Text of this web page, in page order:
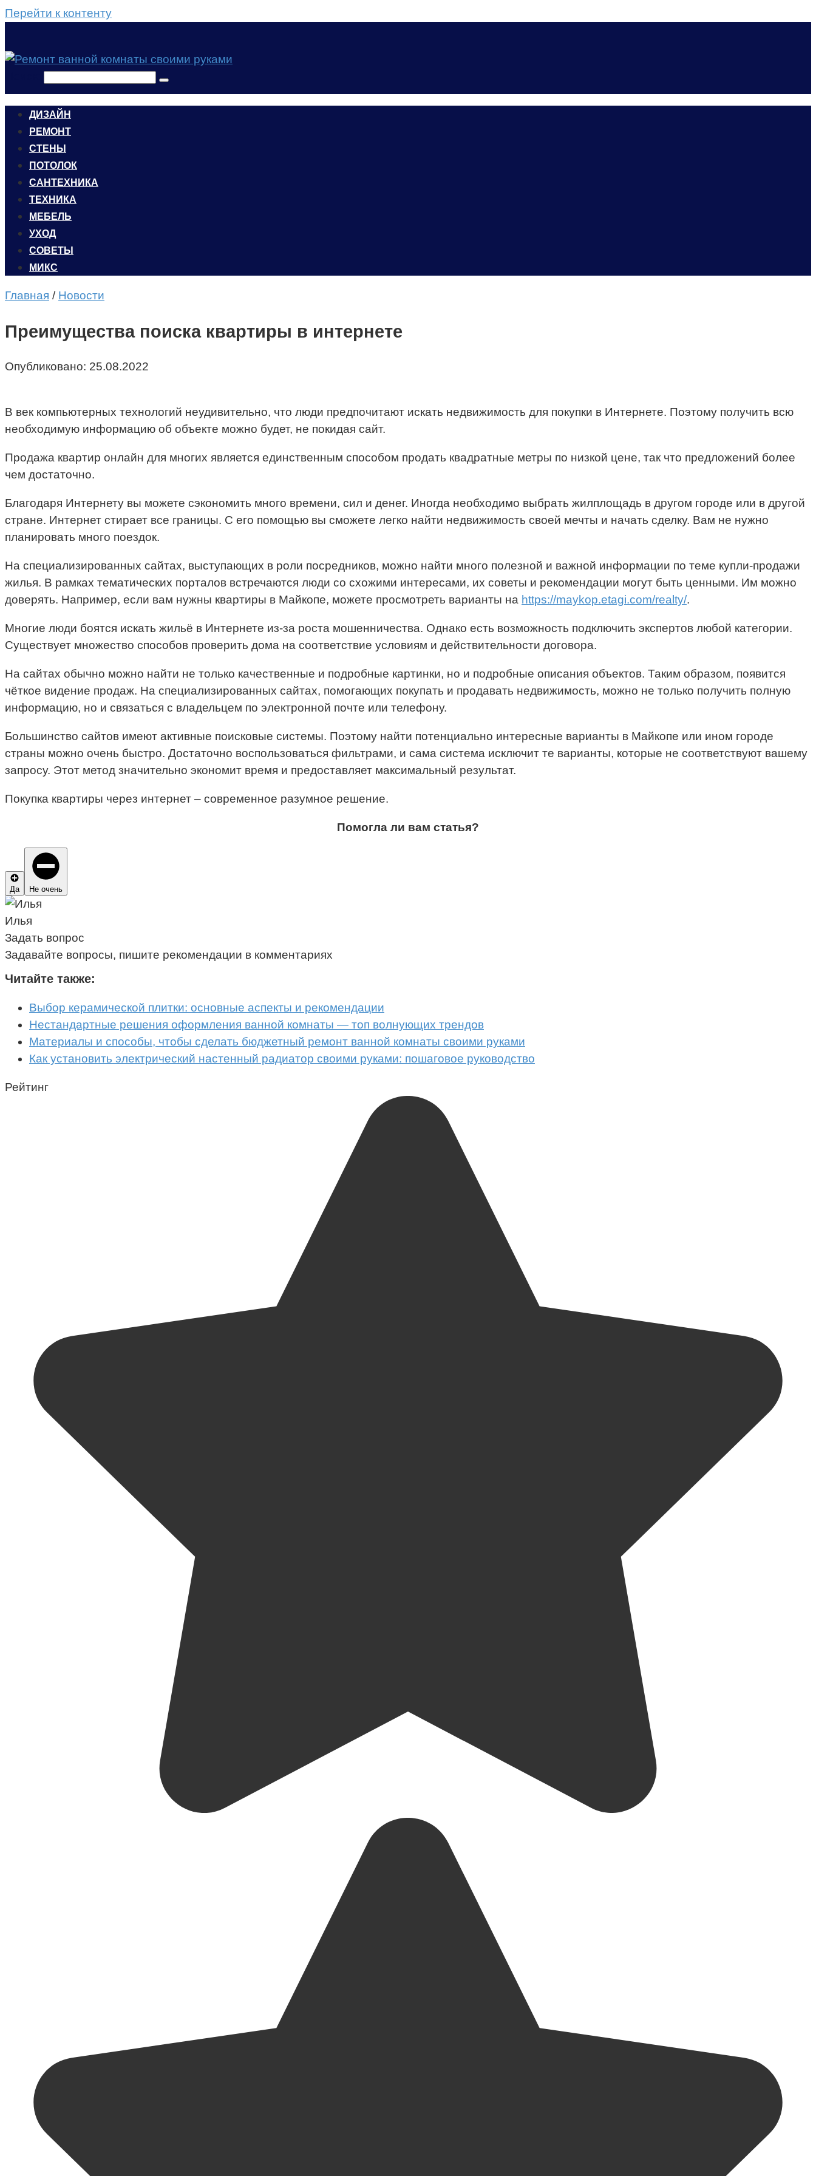
Перейти к контенту
ДИЗАЙН
РЕМОНТ
СТЕНЫ
ПОТОЛОК
САНТЕХНИКА
ТЕХНИКА
МЕБЕЛЬ
УХОД
CОВЕТЫ
МИКС
Главная / Новости
Преимущества поиска квартиры в интернете
Опубликовано: 25.08.2022
В век компьютерных технологий неудивительно, что люди предпочитают искать недвижимость для покупки в Интернете. Поэтому получить всю
необходимую информацию об объекте можно будет, не покидая сайт.
Продажа квартир онлайн для многих является единственным способом продать квадратные метры по низкой цене, так что предложений более
чем достаточно.
Благодаря Интернету вы можете сэкономить много времени, сил и денег. Иногда необходимо выбрать жилплощадь в другом городе или в другой
стране. Интернет стирает все границы. С его помощью вы сможете легко найти недвижимость своей мечты и начать сделку. Вам не нужно
планировать много поездок.
На специализированных сайтах, выступающих в роли посредников, можно найти много полезной и важной информации по теме купли-продажи
жилья. В рамках тематических порталов встречаются люди со схожими интересами, их советы и рекомендации могут быть ценными. Им можно
доверять. Например, если вам нужны квартиры в Майкопе, можете просмотреть варианты на https://maykop.etagi.com/realty/.
Многие люди боятся искать жильё в Интернете из-за роста мошенничества. Однако есть возможность подключить экспертов любой категории.
Существует множество способов проверить дома на соответствие условиям и действительности договора.
На сайтах обычно можно найти не только качественные и подробные картинки, но и подробные описания объектов. Таким образом, появится
чёткое видение продаж. На специализированных сайтах, помогающих покупать и продавать недвижимость, можно не только получить полную
информацию, но и связаться с владельцем по электронной почте или телефону.
Большинство сайтов имеют активные поисковые системы. Поэтому найти потенциально интересные варианты в Майкопе или ином городе
страны можно очень быстро. Достаточно воспользоваться фильтрами, и сама система исключит те варианты, которые не соответствуют вашему
запросу. Этот метод значительно экономит время и предоставляет максимальный результат.
Покупка квартиры через интернет – современное разумное решение.
Помогла ли вам статья?
Да Не очень
Илья
Задать вопрос
Задавайте вопросы, пишите рекомендации в комментариях
Читайте также:
Выбор керамической плитки: основные аспекты и рекомендации
Нестандартные решения оформления ванной комнаты — топ волнующих трендов
Материалы и способы, чтобы сделать бюджетный ремонт ванной комнаты своими руками
Как установить электрический настенный радиатор своими руками: пошаговое руководство
Рейтинг